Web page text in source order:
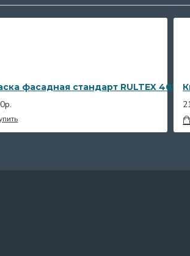
FK06-3/4"AA+FK06-3/4"AAM,
фасадная стандарт RULTEX 40 кг